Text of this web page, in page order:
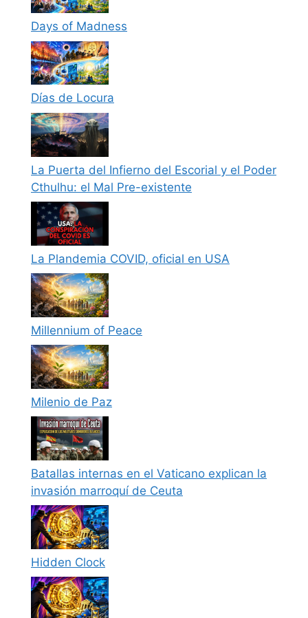
Days of Madness
Días de Locura
La Puerta del Infierno del Escorial y el Poder
Cthulhu: el Mal Pre-existente
La Plandemia COVID, oficial en USA
Millennium of Peace
Milenio de Paz
Batallas internas en el Vaticano explican la
invasión marroquí de Ceuta
Hidden Clock